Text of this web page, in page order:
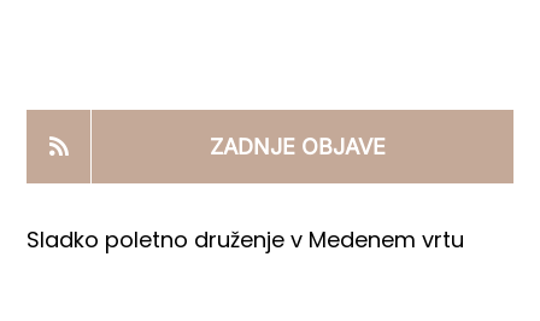
PRODAJNI IZDELKI
AKTUALNO
ZADNJE OBJAVE
Sladko poletno druženje v Medenem vrtu